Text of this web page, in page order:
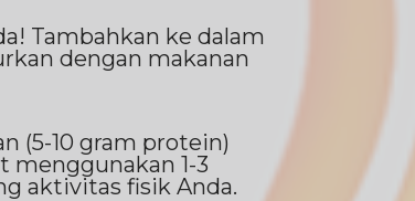
Tambahkan ke dalam
dengan makanan
(5-10 gram protein)
menggunakan 1-3
aktivitas fisik Anda.